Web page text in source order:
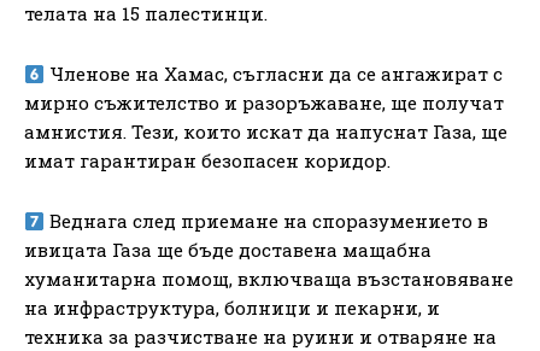
телата на 15 палестинци.
Членове на Хамас, съгласни да се ангажират с
мирно съжителство и разоръжаване, ще получат
амнистия. Тези, които искат да напуснат Газа, ще
имат гарантиран безопасен коридор.
Веднага след приемане на споразумението в
ивицата Газа ще бъде доставена мащабна
хуманитарна помощ, включваща възстановяване
на инфраструктура, болници и пекарни, и
техника за разчистване на руини и отваряне на